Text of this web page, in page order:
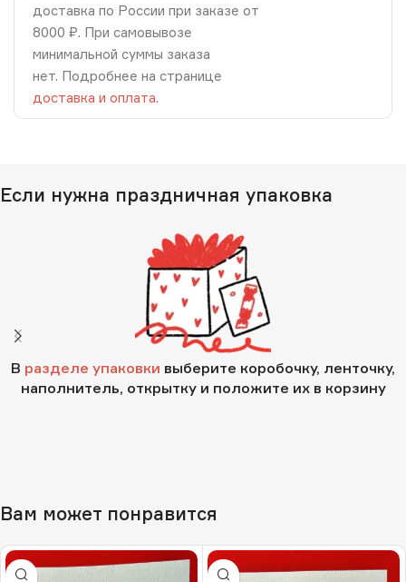
доставка по России при заказе от
8000 ₽. При самовывозе
минимальной суммы заказа
нет. Подробнее на странице
доставка и оплата.
Если нужна праздничная упаковка
В разделе упаковки выберите коробочку, ленточку,
наполнитель, открытку и положите их в корзину
Вам может понравится